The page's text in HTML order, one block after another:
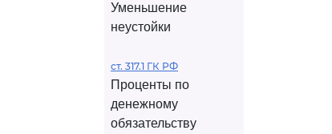
Уменьшение
неустойки
ст. 317.1 ГК РФ
Проценты по
денежному
обязательству